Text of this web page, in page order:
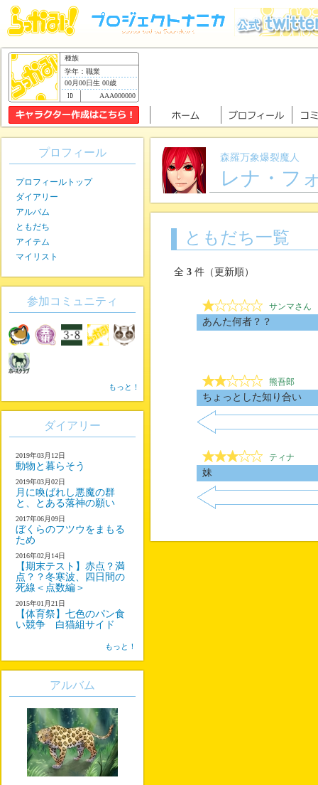
種族
学年：職業
00月00日生 00歳
AAA000000
森羅万象爆裂魔人
レナ・フ
ともだち一覧
全 3 件（更新順）
サンマさん
あんた何者？？
熊吾郎
ちょっとした知り合い
ティナ
妹
プロフィール
プロフィールトップ
ダイアリー
アルバム
ともだち
アイテム
マイリスト
参加コミュニティ
もっと！
ダイアリー
2019年03月12日
動物と暮らそう
2019年03月02日
月に喚ばれし悪魔の群
と、とある落神の願い
2017年06月09日
ぼくらのフツウをまもる
ため
2016年02月14日
【期末テスト】赤点？満
点？？冬寒波、四日間の
死線＜点数編＞
2015年01月21日
【体育祭】七色のパン食
い競争 白猫組サイド
もっと！
アルバム